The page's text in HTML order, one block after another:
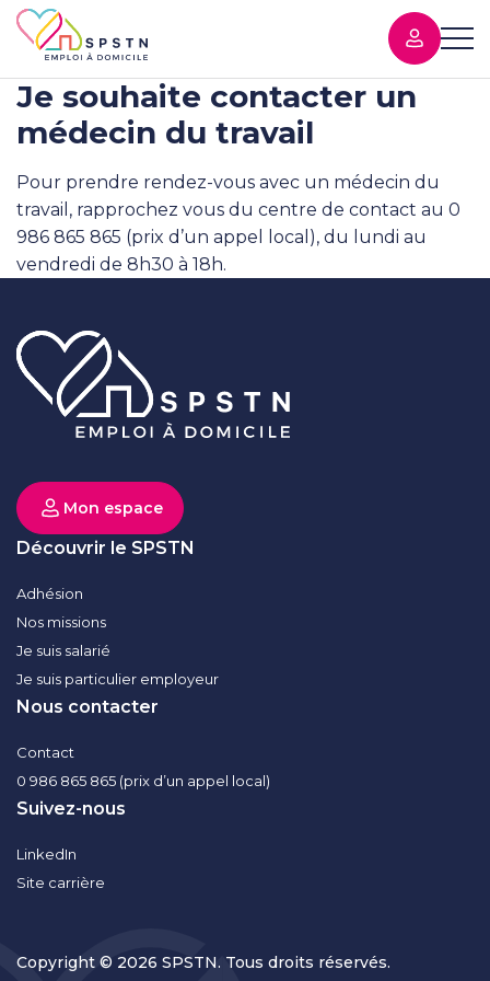
Je souhaite contacter un
médecin du travail
Pour prendre rendez-vous avec un médecin du
travail, rapprochez vous du centre de contact au 0
986 865 865 (prix d’un appel local), du lundi au
vendredi de 8h30 à 18h.
Mon espace
Découvrir le SPSTN
Adhésion
Nos missions
Je suis salarié
Je suis particulier employeur
Nous contacter
Contact
0 986 865 865 (prix d’un appel local)
Suivez-nous
LinkedIn
Site carrière
Copyright © 2026 SPSTN. Tous droits réservés.